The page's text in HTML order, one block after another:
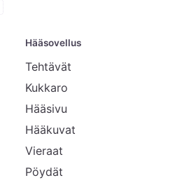
Hääsovellus
Tehtävät
Kukkaro
Hääsivu
Hääkuvat
Vieraat
Pöydät